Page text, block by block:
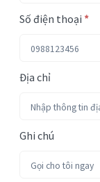
Số điện thoại *
Địa chỉ
Ghi chú